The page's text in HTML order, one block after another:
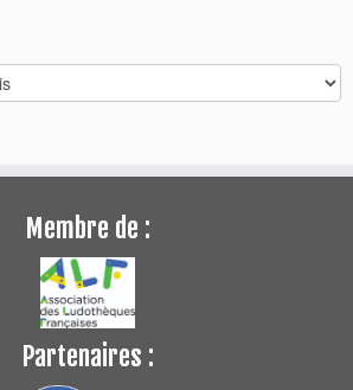
Membre de :
Partenaires :